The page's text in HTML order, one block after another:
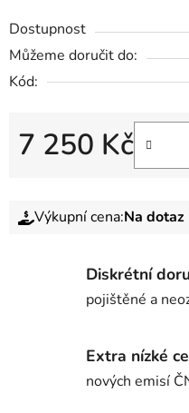
Dostupnost
Můžeme doručit do:
Kód:
7 250 Kč
Výkupní cena:Na dotaz
Diskrétní
pojištěné a
Extra nízké
nových emisí